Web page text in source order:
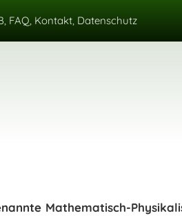
FAQ, Kontakt, Datenschutz
Mathematisch-